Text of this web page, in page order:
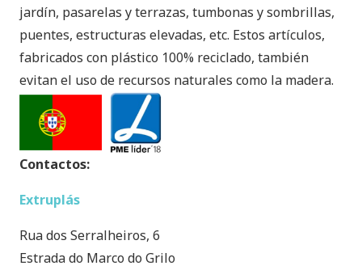
jardín, pasarelas y terrazas, tumbonas y sombrillas,
puentes, estructuras elevadas, etc. Estos artículos,
fabricados con plástico 100% reciclado, también
evitan el uso de recursos naturales como la madera.
Contactos:
Extruplás
Rua dos Serralheiros, 6
Estrada do Marco do Grilo